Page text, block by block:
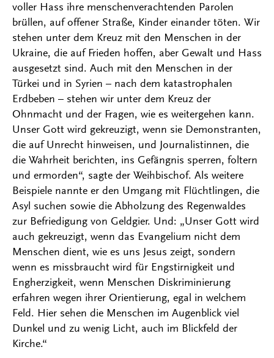
voller Hass ihre menschenverachtenden Parolen
brüllen, auf offener Straße, Kinder einander töten. Wir
stehen unter dem Kreuz mit den Menschen in der
Ukraine, die auf Frieden hoffen, aber Gewalt und Hass
ausgesetzt sind. Auch mit den Menschen in der
Türkei und in Syrien – nach dem katastrophalen
Erdbeben – stehen wir unter dem Kreuz der
Ohnmacht und der Fragen, wie es weitergehen kann.
Unser Gott wird gekreuzigt, wenn sie Demonstranten,
die auf Unrecht hinweisen, und Journalistinnen, die
die Wahrheit berichten, ins Gefängnis sperren, foltern
und ermorden“, sagte der Weihbischof. Als weitere
Beispiele nannte er den Umgang mit Flüchtlingen, die
Asyl suchen sowie die Abholzung des Regenwaldes
zur Befriedigung von Geldgier. Und: „Unser Gott wird
auch gekreuzigt, wenn das Evangelium nicht dem
Menschen dient, wie es uns Jesus zeigt, sondern
wenn es missbraucht wird für Engstirnigkeit und
Engherzigkeit, wenn Menschen Diskriminierung
erfahren wegen ihrer Orientierung, egal in welchem
Feld. Hier sehen die Menschen im Augenblick viel
Dunkel und zu wenig Licht, auch im Blickfeld der
Kirche.“